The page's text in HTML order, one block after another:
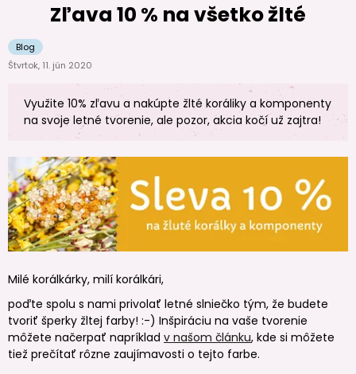
Zľava 10 % na všetko žlté
Blog
Štvrtok, 11. jún 2020
Využite 10% zľavu a nakúpte žlté koráliky a komponenty
na svoje letné tvorenie, ale pozor, akcia kočí už zajtra!
Milé korálkárky, milí korálkári,
poďte spolu s nami privolať letné slniečko tým, že budete
tvoriť šperky žltej farby! :-) Inšpiráciu na vaše tvorenie
môžete načerpať napríklad v našom článku, kde si môžete
tiež prečítať rôzne zaujímavosti o tejto farbe.